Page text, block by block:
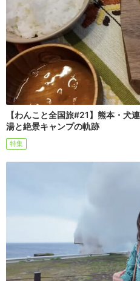
【わんこと全国旅#21】熊本・犬
湯と絶景キャンプの軌跡
特集